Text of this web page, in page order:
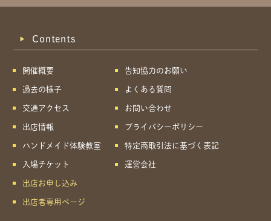
Contents
開催概要
過去の様子
交通アクセス
出店情報
ハンドメイド体験教室
入場チケット
出店お申し込み
出店者専用ページ
告知協力のお願い
よくある質問
お問い合わせ
プライバシーポリシー
特定商取引法に基づく表記
運営会社